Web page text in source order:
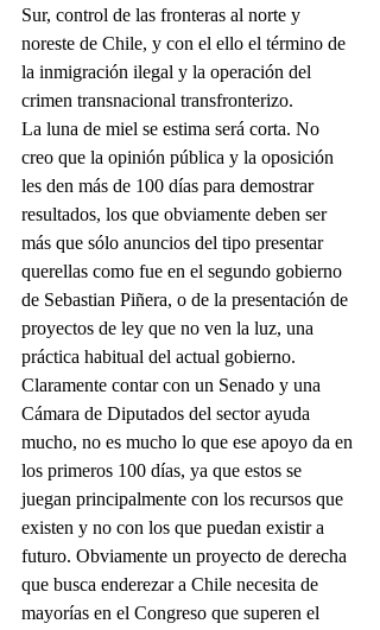
Sur, control de las fronteras al norte y
noreste de Chile, y con el ello el término de
la inmigración ilegal y la operación del
crimen transnacional transfronterizo.
La luna de miel se estima será corta. No
creo que la opinión pública y la oposición
les den más de 100 días para demostrar
resultados, los que obviamente deben ser
más que sólo anuncios del tipo presentar
querellas como fue en el segundo gobierno
de Sebastian Piñera, o de la presentación de
proyectos de ley que no ven la luz, una
práctica habitual del actual gobierno.
Claramente contar con un Senado y una
Cámara de Diputados del sector ayuda
mucho, no es mucho lo que ese apoyo da en
los primeros 100 días, ya que estos se
juegan principalmente con los recursos que
existen y no con los que puedan existir a
futuro. Obviamente un proyecto de derecha
que busca enderezar a Chile necesita de
mayorías en el Congreso que superen el